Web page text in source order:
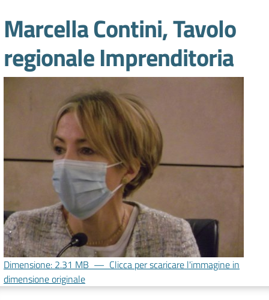
e
Statistica
Promozione
Innovazione
Internazionalizzazione
delle
Imprese
Marcella Contini, Tavolo
regionale Imprenditoria
Dimensione: 2.31 MB — Clicca per scaricare l'immagine in
dimensione originale